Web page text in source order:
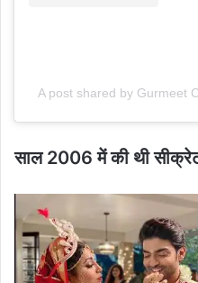
A post shared by Gurmeet
साल 2006 में की थी